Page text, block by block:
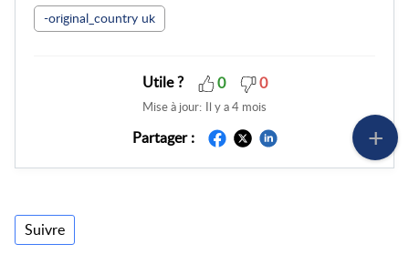
-original_country uk
Utile ? 0 0
Mise à jour: Il y a 4 mois
Partager :
Suivre